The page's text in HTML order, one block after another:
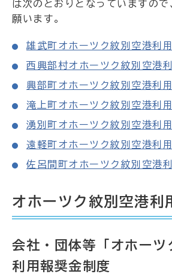
は次のとおりとなっていますの
願います。
雄武町オホーツク紋別空港利
西興部村オホーツク紋別空港
興部町オホーツク紋別空港利
滝上町オホーツク紋別空港利
湧別町オホーツク紋別空港利
遠軽町オホーツク紋別空港利
佐呂間町オホーツク紋別空港
オホーツク紋別空港利
会社・団体等「オホーツ
利用報奨金制度